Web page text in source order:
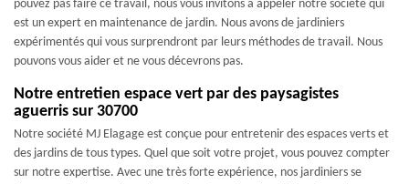
pouvez pas faire ce travail, nous vous invitons à appeler notre société qui
est un expert en maintenance de jardin. Nous avons de jardiniers
expérimentés qui vous surprendront par leurs méthodes de travail. Nous
pouvons vous aider et ne vous décevrons pas.
Notre entretien espace vert par des paysagistes
aguerris sur 30700
Notre société MJ Elagage est conçue pour entretenir des espaces verts et
des jardins de tous types. Quel que soit votre projet, vous pouvez compter
sur notre expertise. Avec une très forte expérience, nos jardiniers se